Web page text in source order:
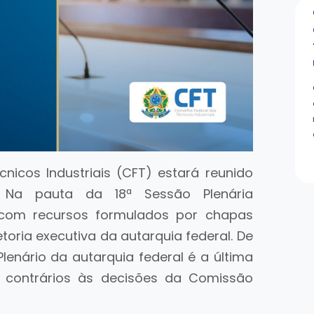
Industriais (CFT) estará reunido
pauta da 18ª Sessão Plenária
recursos formulados por chapas
executiva da autarquia federal. De
da autarquia federal é a última
às decisões da Comissão